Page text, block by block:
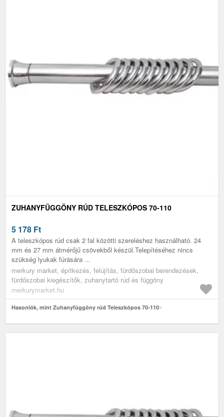
ZUHANYFÜGGÖNY RÚD TELESZKÓPOS 70-110
5 178 Ft
A teleszkópos rúd csak 2 fal közötti szereléshez használható. 24
mm és 27 mm átmérőjű csövekből készül.Telepítéséhez nincs
szükség lyukak fúrására ...
merkury market, építkezés, felújítás, fürdőszobai berendezések,
fürdőszobai kiegészítők, zuhanytartó rúd és függöny
merkurymarket.hu
Hasonlók, mint Zuhanyfüggöny rúd Teleszkópos 70-110